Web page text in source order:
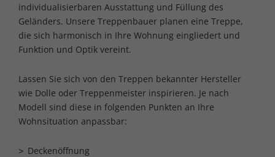
individualisierbaren Ausstattung und Füllung des
Geländers. Unsere Treppenbauer planen eine Treppe,
die sich harmonisch in Ihre Wohnung eingliedert und
Funktion und Optik vereint.
Lassen Sie sich von den Treppen bekannter Hersteller
wie Dolle oder Treppenmeister inspirieren. Je nach
Modell sind diese in folgenden Punkten an Ihre
Wohnsituation anpassbar:
Deckenöffnung